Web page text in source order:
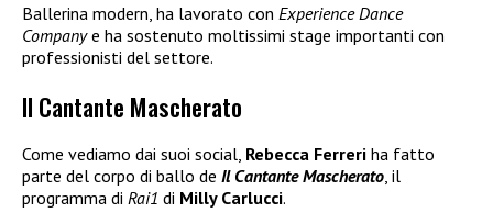
Ballerina modern, ha lavorato con Experience Dance
Companye ha sostenuto moltissimi stage importanti con
professionisti del settore.
Il Cantante Mascherato
Come vediamo dai suoi social, Rebecca Ferreri ha fatto
parte del corpo di ballo de Il Cantante Mascherato , il
programma di Rai1 di Milly Carlucci.